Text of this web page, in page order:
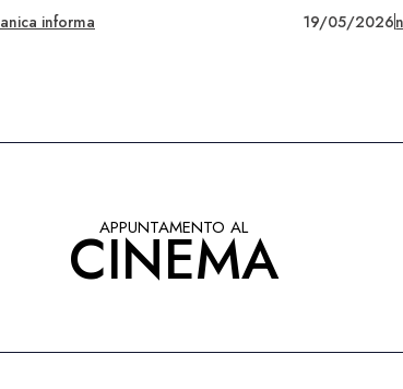
anica informa 19/05/2026
APPUNTAMENTO AL
CINEMA